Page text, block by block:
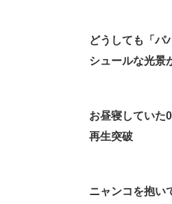
どうしても「
シュールな光景
お昼寝してい
再生突破
ニャンコを抱